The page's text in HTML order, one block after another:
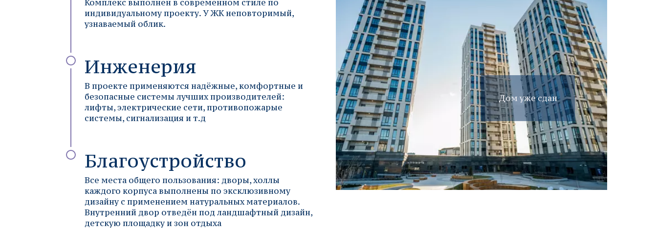
Комплекс выполнен в современном стиле по
индивидуальному проекту. У ЖК неповторимый,
узнаваемый облик.
Инженерия
В проекте применяются надёжные, комфортные и
безопасные системы лучших производителей:
лифты, электрические сети, противопожарые
системы, сигнализация и т.д
Благоустройство
Все места общего пользования: дворы, холлы
каждого корпуса выполнены по эксклюзивному
дизайну с применением натуральных материалов.
Внутренний двор отведён под ландшафтный дизайн,
детскую площадку и зон отдыха
Дом уже сдан